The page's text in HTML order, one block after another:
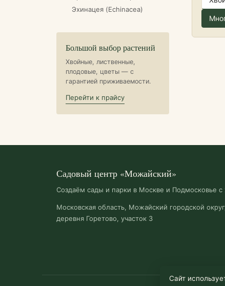
Эхинацея (Echinacea)
Большой выбор растений
Хвойные, лиственные,
плодовые, цветы — с
гарантией приживаемости.
Перейти к прайсу
Садовый центр «Можайский»
Создаём сады и парки в Москве и Подмосковье с
Московская область, Можайский городской
деревня Горетово, участок 3
Сайт